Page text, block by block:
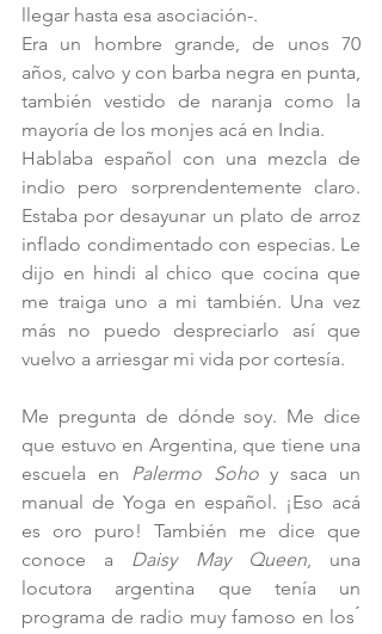
llegar hasta esa asociación-.
Era un hombre grande, de unos 70
años, calvo y con barba negra en punta,
también vestido de naranja como la
mayoría de los monjes acá en India.
Hablaba español con una mezcla de
indio pero sorprendentemente claro.
Estaba por desayunar un plato de arroz
inflado condimentado con especias. Le
dijo en hindi al chico que cocina que
me traiga uno a mi también. Una vez
más no puedo despreciarlo así que
vuelvo a arriesgar mi vida por cortesía.
Me pregunta de dónde soy. Me dice
que estuvo en Argentina, que tiene una
escuela en Palermo Soho y saca un
manual de Yoga en español. ¡Eso acá
es oro puro! También me dice que
conoce a Daisy May Queen, una
locutora argentina que tenía un
programa de radio muy famoso en los ́